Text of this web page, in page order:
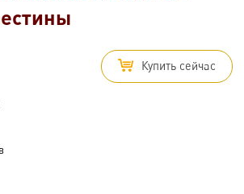
Купить сейчас